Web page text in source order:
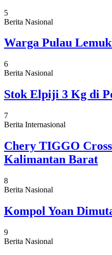
5
Berita Nasional
Warga Pulau
6
Berita Nasional
Stok Elpiji 3 Kg di
7
Berita Internasional
Chery TIGGO
Kalimantan Barat
8
Berita Nasional
Kompol Yoan
9
Berita Nasional